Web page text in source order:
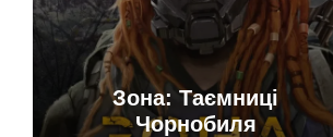
Зона: Таємниці
Чорнобиля